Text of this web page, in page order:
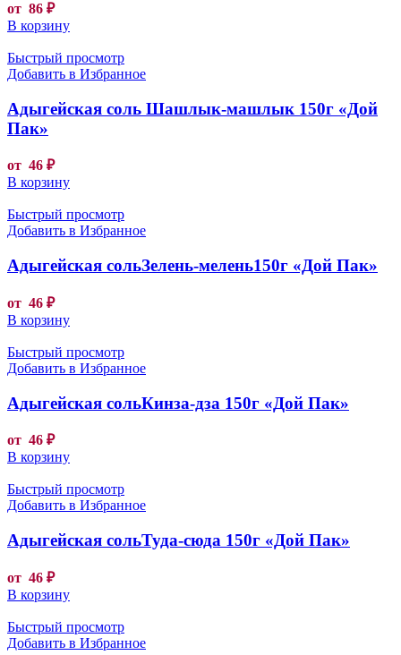
от 86 ₽
В корзину
Быстрый просмотр
Добавить в Избранное
Адыгейская соль Шашлык-машлык 150г «Дой
Пак»
от 46 ₽
В корзину
Быстрый просмотр
Добавить в Избранное
Адыгейская сольЗелень-мелень150г «Дой Пак»
от 46 ₽
В корзину
Быстрый просмотр
Добавить в Избранное
Адыгейская сольКинза-дза 150г «Дой Пак»
от 46 ₽
В корзину
Быстрый просмотр
Добавить в Избранное
Адыгейская сольТуда-сюда 150г «Дой Пак»
от 46 ₽
В корзину
Быстрый просмотр
Добавить в Избранное